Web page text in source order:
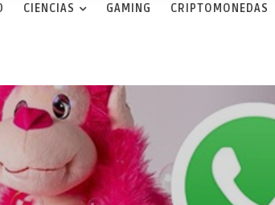
CIENCIAS GAMING CRIPTOMONEDAS